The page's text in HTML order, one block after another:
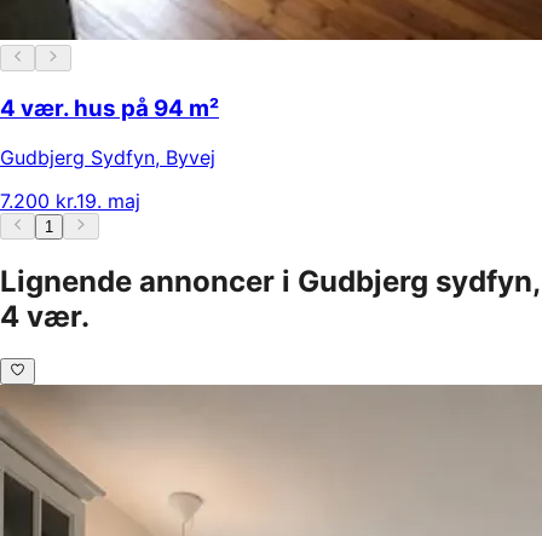
4 vær. hus på 94 m²
Gudbjerg Sydfyn, Byvej
7.200 kr.19. maj
1
Lignende annoncer i Gudbjerg sydfyn,
4 vær.